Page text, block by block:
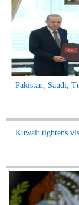
Pakistan, Saudi,
Kuwait tightens